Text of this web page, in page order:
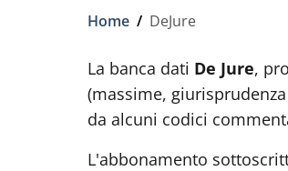
Breadcrumb
Home / DeJure
La banca dati De Jure,
(massime,
da alcuni codici
L'abbonamento